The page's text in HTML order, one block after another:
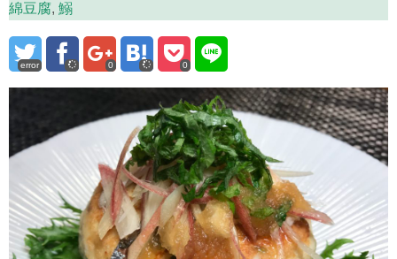
綿豆腐, 鰯
error 0 0